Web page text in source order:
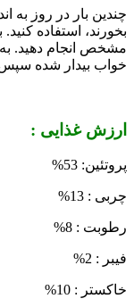
چندین بار در روز به
بخورند، استفاده
مشخص انجام دهید. به
خواب بیدار شده سپس
ارزش غذایی :
پروتئین: 53 %
چربی : 13 %
رطوبت : 8 %
فیبر : 2 %
خاکستر : 10 %